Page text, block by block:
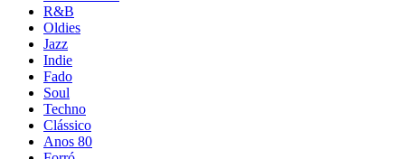
R&B
Oldies
Jazz
Indie
Fado
Soul
Techno
Clássico
Anos 80